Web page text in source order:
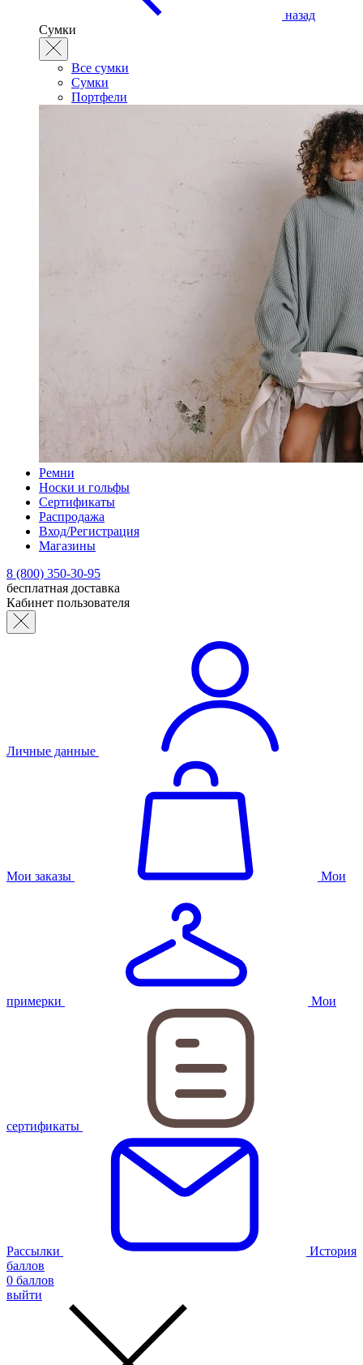
назад
Сумки
Все сумки
Сумки
Портфели
Ремни
Носки и гольфы
Сертификаты
Распродажа
Вход/Регистрация
Магазины
8 (800) 350-30-95
бесплатная доставка
Кабинет пользователя
Личные данные
Мои заказы Мои
примерки Мои
сертификаты
Рассылки
История
баллов
0 баллов
выйти